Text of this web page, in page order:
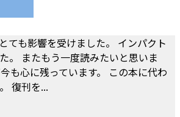
ても影響を受けました。 インパクト
。 またもう一度読みたいと思いま
も心に残っています。 この本に代わ
復刊を...